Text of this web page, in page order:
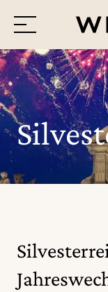
Menü
Reiseziele
Reisethemen